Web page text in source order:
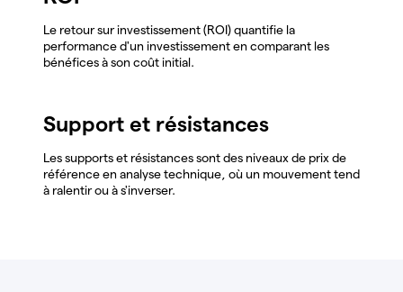
Le retour sur investissement (ROI) quantifie la
performance d'un investissement en comparant les
bénéfices à son coût initial.
Support et résistances
Les supports et résistances sont des niveaux de prix de
référence en analyse technique, où un mouvement tend
à ralentir ou à s'inverser.